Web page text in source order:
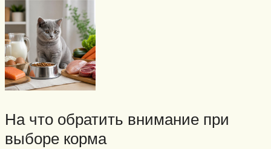
На что обратить внимание при
выборе корма